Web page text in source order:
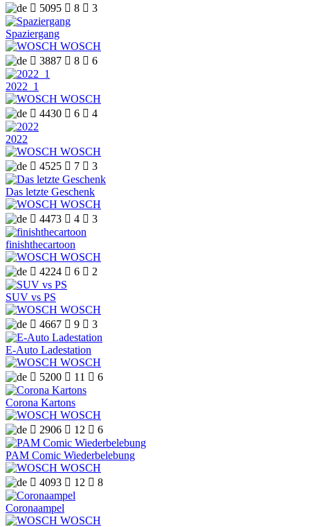
 5095  8  3
Spaziergang
WOSCH
 3887  8  6
2022_1
WOSCH
 4430  6  4
2022
WOSCH
 4525  7  3
Das letzte Geschenk
WOSCH
 4473  4  3
finishthecartoon
WOSCH
 4224  6  2
SUV vs PS
WOSCH
 4667  9  3
E-Auto Ladestation
WOSCH
 5200  11  6
Corona Kartons
WOSCH
 2906  12  6
PAM Comic Wiederbelebung
WOSCH
 4093  12  8
Coronaampel
WOSCH